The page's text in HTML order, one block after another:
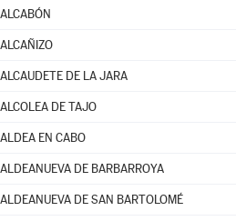
ALCABÓN
ALCAÑIZO
ALCAUDETE DE LA JARA
ALCOLEA DE TAJO
ALDEA EN CABO
ALDEANUEVA DE BARBARROYA
ALDEANUEVA DE SAN BARTOLOMÉ